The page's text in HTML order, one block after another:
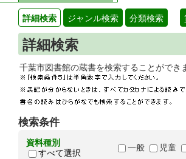
詳細検索 ジャンル検索 分類検索
詳細検索
千葉市図書館の蔵書を検索す
検索条件
資料種別
すべて選択
一般 児童